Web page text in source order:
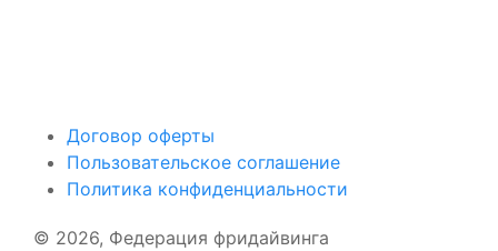
Договор оферты
Пользовательское соглашение
Политика конфиденциальности
© 2026, Федерация фридайвинга